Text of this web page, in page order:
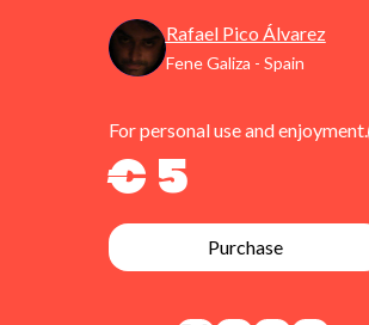
Rafael Pico Álvarez
Fene Galiza - Spain
For personal use and enjoyment.
€ 5
Purchase